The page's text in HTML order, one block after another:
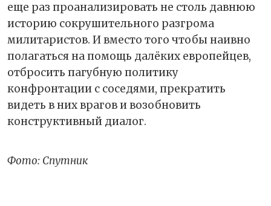
еще раз проанализировать не столь давнюю
историю сокрушительного разгрома
милитаристов. И вместо того чтобы наивно
полагаться на помощь далёких европейцев,
отбросить пагубную политику
конфронтации с соседями, прекратить
видеть в них врагов и возобновить
конструктивный диалог.
Фото: Спутник